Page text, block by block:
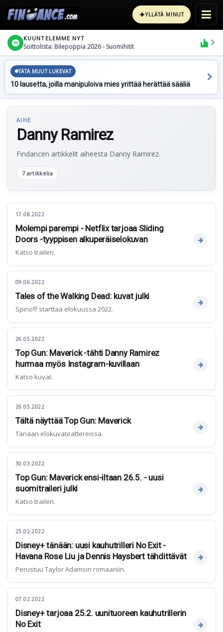
✦YLLÄTÄ MINUT
KUUNTELEMME NYT
Soittolista: Bilepoppia 2026 - Suomihitit
TÄTÄ MUUT LUKEVAT
10 lausetta, joilla manipuloiva mies yrittää herättää sääliä
AIHE
Danny Ramirez
Findancen artikkelit aiheesta Danny Ramirez.
7 artikkelia
17.08.2022
Molempi parempi - Netflix tarjoaa Sliding
Doors -tyyppisen alkuperäiselokuvan
Katso traileri.
09.06.2022
Tales of the Walking Dead: kuvat julki
Spinoff starttaa elokuussa 2022.
26.05.2022
Top Gun: Maverick -tähti Danny Ramirez
hurmaa myös Instagram-kuvillaan
Katso kuvat.
26.05.2022
Tältä näyttää Top Gun: Maverick
Tänään elokuvateattereissa.
30.03.2022
Top Gun: Maverick ensi-iltaan 26.5. - uusi
suomitraileri julki
Katso traileri.
25.02.2022
Disney+ tänään: uusi kauhutrilleri No Exit -
Havana Rose Liu ja Dennis Haysbert tähdittävät
Perustuu Taylor Adamsin romaaniin.
07.02.2022
Disney+ tarjoaa 25.2. uunituoreen kauhutrillerin
No Exit